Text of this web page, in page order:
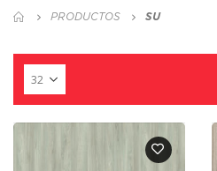
PRODUCTOS SU